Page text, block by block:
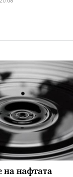
на нафтата